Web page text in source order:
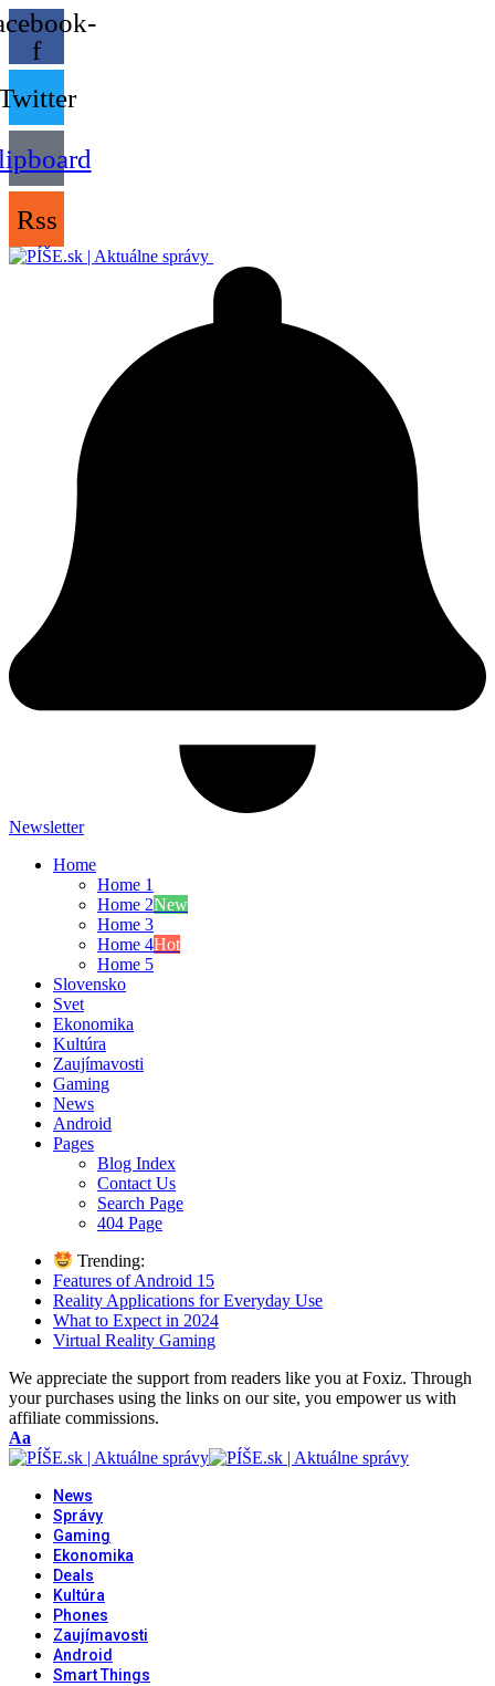
f
Rss
Newsletter
Home
Home 1
Home 2New
Home 3
Home 4Hot
Home 5
Slovensko
Svet
Ekonomika
Kultúra
Zaujímavosti
Gaming
News
Android
Pages
Blog Index
Contact Us
Search Page
404 Page
Trending:
Features of Android 15
Reality Applications for Everyday Use
What to Expect in 2024
Virtual Reality Gaming
We appreciate the support from readers like you at Foxiz. Through
your purchases using the links on our site, you empower us with
affiliate commissions.
Font
Resizer
Aa
News
Správy
Gaming
Ekonomika
Deals
Kultúra
Phones
Zaujímavosti
Android
Smart Things